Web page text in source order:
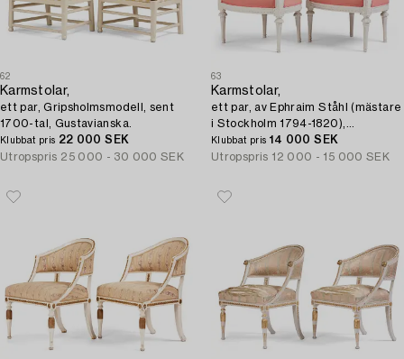
62
Karmstolar,
ett par, Gripsholmsmodell, sent
1700-tal, Gustavianska.
Klubbat pris 22 000 SEK
Utropspris 25 000 - 30 000 SEK
63
Karmstolar,
ett par, av Ephraim Ståhl (mästare
i Stockholm 1794-1820),
Sengustavianska.
Klubbat pris 14 000 SEK
Utropspris 12 000 - 15 000 SEK